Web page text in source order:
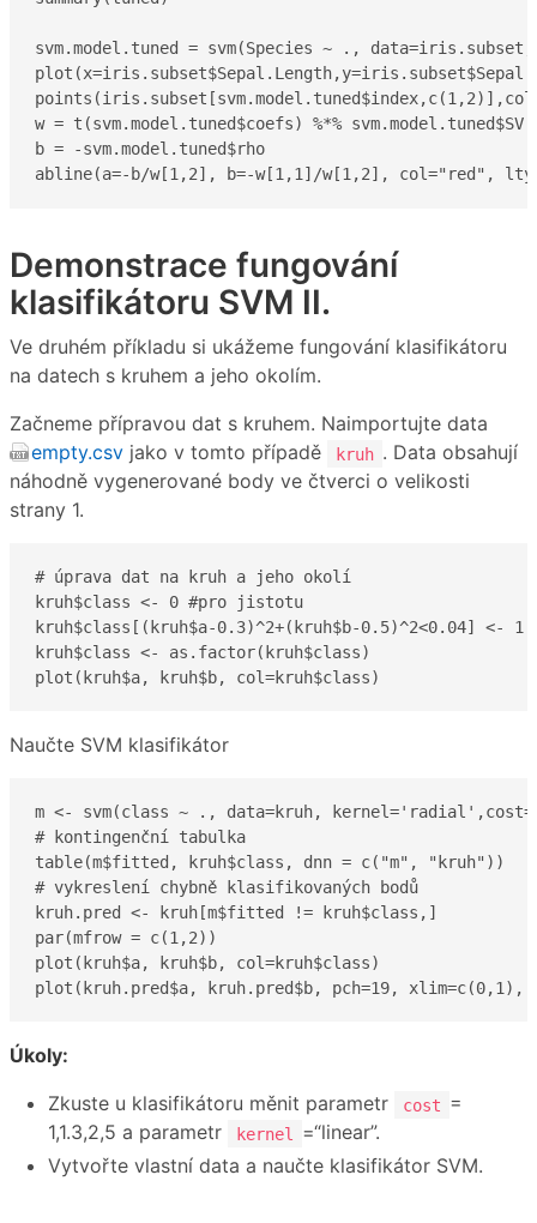
svm.model.tuned = svm(Species ~ .,
w = t(svm.model.tuned$coefs) %*% svm.model.tuned$SV
b = -svm.model.tuned$rho
abline(a=-b/w[1,2], b=-w[1,1]/w[1,2], col="red",
Demonstrace fungování
klasifikátoru SVM II.
Ve druhém příkladu si ukážeme fungování klasifikátoru
na datech s kruhem a jeho okolím.
Začneme přípravou dat s kruhem. Naimportujte data
empty.csv jako v tomto případě kruh . Data obsahují
náhodně vygenerované body ve čtverci o velikosti
strany 1.
# úprava dat na kruh a jeho okolí
kruh$class <- 0 #pro jistotu
kruh$class[(kruh$a-0.3)^2+(kruh$b-0.5)^2<0.04] <- 1
kruh$class <- as.factor(kruh$class)
plot(kruh$a, kruh$b, col=kruh$class)
Naučte SVM klasifikátor
m <- svm(class ~ ., data=kruh,
# kontingenční tabulka
table(m$fitted, kruh$class, dnn = c("m", "kruh"))
# vykreslení chybně klasifikovaných bodů
kruh.pred <- kruh[m$fitted != kruh$class,]
par(mfrow = c(1,2))
plot(kruh$a, kruh$b, col=kruh$class)
plot(kruh.pred$a, kruh.pred$b, pch=19, xlim=c(0,1),
Úkoly:
Zkuste u klasifikátoru měnit parametr
cost =
1,1.3,2,5 a parametr
kernel
=“linear”.
Vytvořte vlastní data a naučte klasifikátor SVM.